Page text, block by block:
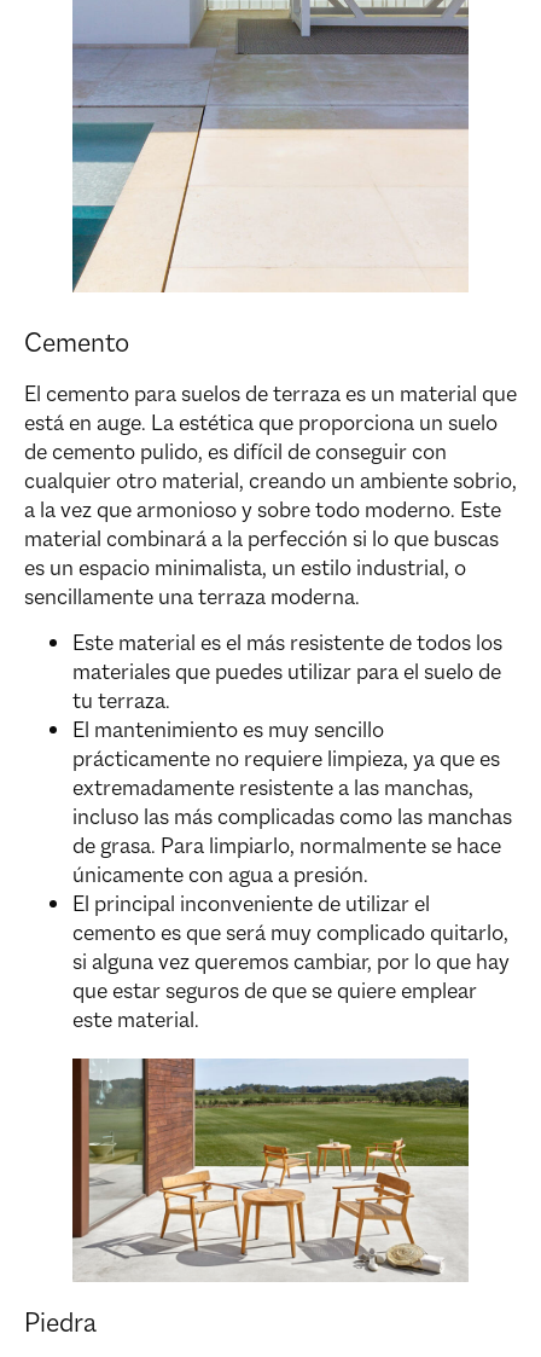
Cemento
El cemento para suelos de terraza es un material que
está en auge. La estética que proporciona un suelo
de cemento pulido, es difícil de conseguir con
cualquier otro material, creando un ambiente sobrio,
a la vez que armonioso y sobre todo moderno. Este
material combinará a la perfección si lo que buscas
es un espacio minimalista, un estilo industrial, o
sencillamente una terraza moderna.
Este material es el más resistente de todos los
materiales que puedes utilizar para el suelo de
tu terraza.
El mantenimiento es muy sencillo
prácticamente no requiere limpieza, ya que es
extremadamente resistente a las manchas,
incluso las más complicadas como las manchas
de grasa. Para limpiarlo, normalmente se hace
únicamente con agua a presión.
El principal inconveniente de utilizar el
cemento es que será muy complicado quitarlo,
si alguna vez queremos cambiar, por lo que hay
que estar seguros de que se quiere emplear
este material.
Piedra